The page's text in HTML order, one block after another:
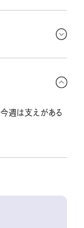
雰囲気だけで判断
せにしすぎるのは
過ごす時間が回復
今週は支えがある